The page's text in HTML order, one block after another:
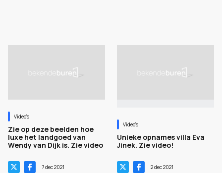
Video's
Zie op deze beelden hoe
luxe het landgoed van
Wendy van Dijk is. Zie video
7 dec 2021
Video's
Unieke opnames villa Eva
Jinek. Zie video!
2 dec 2021